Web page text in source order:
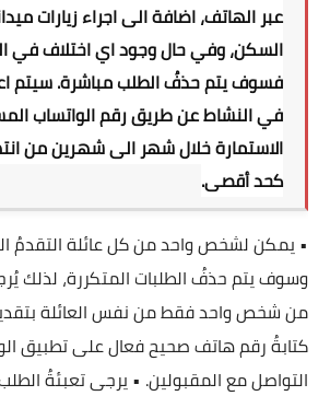
عبر الهاتف، اضافة الى اجراء زيارات
السكن، وفي حال وجود اي اختلاف في
فسوف يتم حذفُ الطلب مباشرة. سيتم
في النشاط عن طريق رقم الواتساب
الاستمارة خلال شهر الى شهرين من
كحد أقصى.
• يمكن لشخص واحد من كل عائلة التقدمُ
وسوف يتم حذفُ الطلبات المتكررة، لذلك
من شخص واحد فقط من نفس العائلة
كتابةُ رقم هاتف صحيح فعال على تطبيق
التواصل مع المقبولين. • يرجى تعبئةُ